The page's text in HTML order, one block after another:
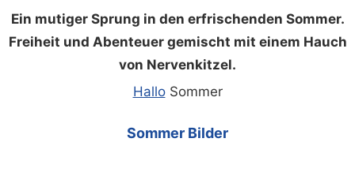
Ein mutiger Sprung in den erfrischenden Sommer.
Freiheit und Abenteuer gemischt mit einem Hauch
von Nervenkitzel.
HalloSommer
Sommer Bilder